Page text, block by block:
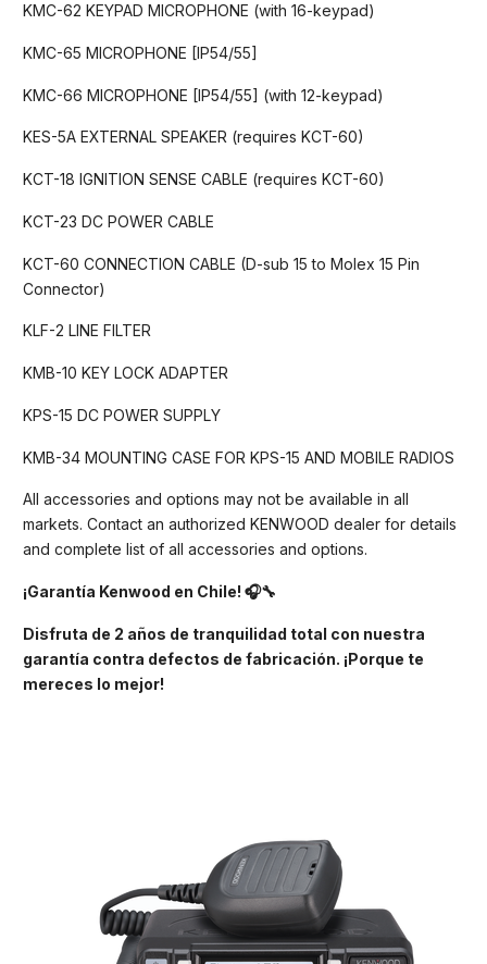
KMC-62 KEYPAD MICROPHONE (with 16-keypad)
KMC-65 MICROPHONE [IP54/55]
KMC-66 MICROPHONE [IP54/55] (with 12-keypad)
KES-5A EXTERNAL SPEAKER (requires KCT-60)
KCT-18 IGNITION SENSE CABLE (requires KCT-60)
KCT-23 DC POWER CABLE
KCT-60 CONNECTION CABLE (D-sub 15 to Molex 15 Pin
Connector)
KLF-2 LINE FILTER
KMB-10 KEY LOCK ADAPTER
KPS-15 DC POWER SUPPLY
KMB-34 MOUNTING CASE FOR KPS-15 AND MOBILE RADIOS
All accessories and options may not be available in all
markets. Contact an authorized KENWOOD dealer for details
and complete list of all accessories and options.
¡Garantía Kenwood en Chile! 🎧🔧
Disfruta de 2 años de tranquilidad total con nuestra
garantía contra defectos de fabricación. ¡Porque te
mereces lo mejor!